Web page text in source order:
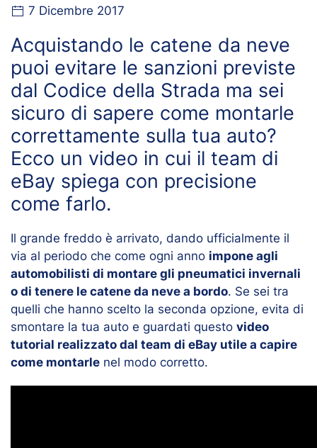
7 Dicembre 2017
Acquistando le catene da neve
puoi evitare le sanzioni previste
dal Codice della Strada ma sei
sicuro di sapere come montarle
correttamente sulla tua auto?
Ecco un video in cui il team di
eBay spiega con precisione
come farlo.
Il grande freddo è arrivato, dando ufficialmente il
via al periodo che come ogni anno impone agli
automobilisti di montare gli pneumatici invernali
o di tenere le catene da neve a bordo. Se sei tra
quelli che hanno scelto la seconda opzione, evita di
smontare la tua auto e guardati questo video
tutorial realizzato dal team di eBay utile a capire
come montarle nel modo corretto.